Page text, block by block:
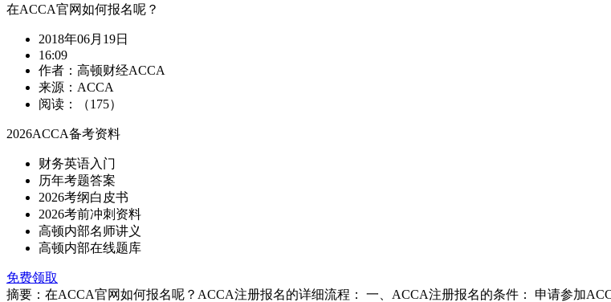
在ACCA官网如何报名呢？
2018年06月19日
16:09
作者：高顿财经ACCA
来源：ACCA
阅读：（175）
2026ACCA备考资料
财务英语入门
历年考题答案
2026考纲白皮书
2026考前冲刺资料
高顿内部名师讲义
高顿内部在线题库
免费领取
摘要：在ACCA官网如何报名呢？ACCA注册报名的详细流程： 一、ACCA注册报名的条件： 申请参加